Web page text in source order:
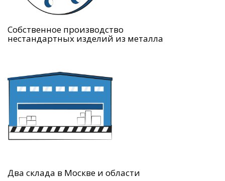
Собственное производство
нестандартных изделий из металла
Два склада в Москве и области